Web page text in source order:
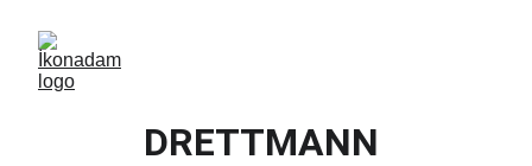
DRETTMANN